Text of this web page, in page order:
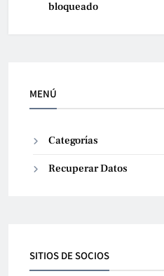
bloqueado
MENÚ
Categorías
Recuperar Datos
SITIOS DE SOCIOS